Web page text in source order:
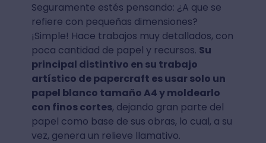
Seguramente estés pensando: ¿A que se
refiere con pequeñas dimensiones?
¡Simple! Hace trabajos muy detallados, con
poca cantidad de papel y recursos. Su
principal distintivo en su trabajo
artístico de papercraft es usar solo un
papel blanco tamaño A4 y moldearlo
con finos cortes, dejando gran parte del
papel como base de sus obras, lo cual, a su
vez, genera un relieve llamativo.